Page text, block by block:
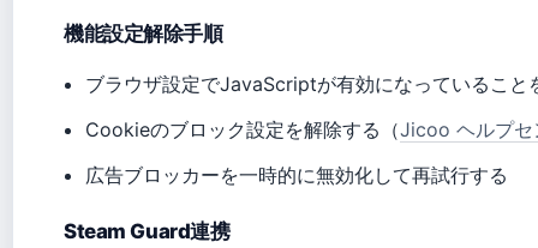
機能設定解除手順
ブラウザ設定でJavaScriptが有効になっていること
Cookieのブロック設定を解除する（Jicoo ヘルプセ
広告ブロッカーを一時的に無効化して再試行する
Steam Guard連携